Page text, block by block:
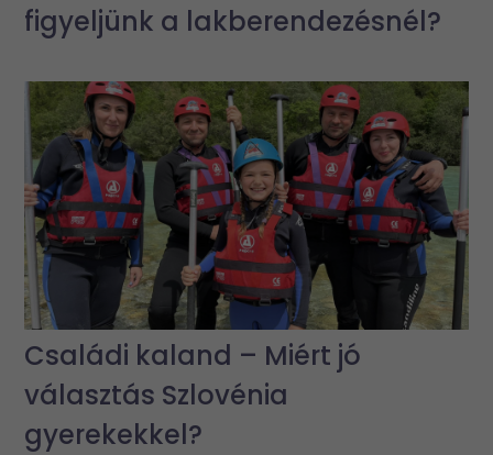
figyeljünk a lakberendezésnél?
Családi kaland – Miért jó
választás Szlovénia
gyerekekkel?